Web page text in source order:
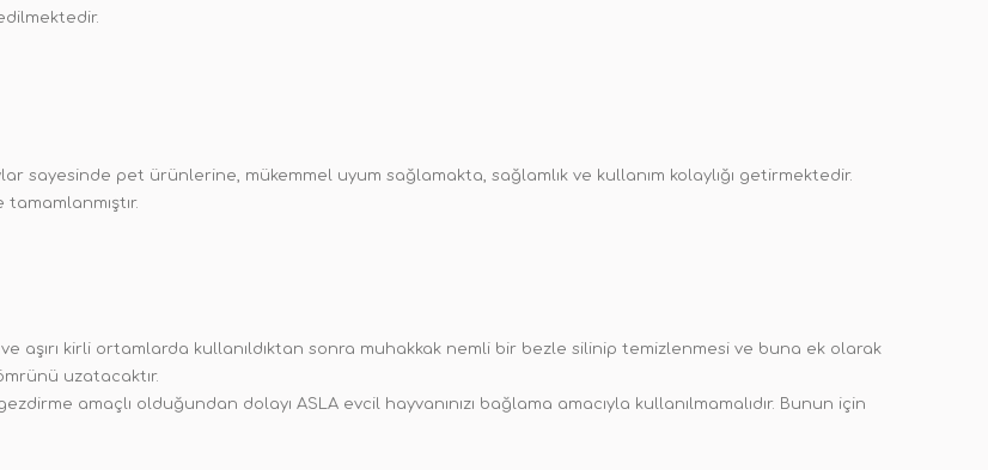
sayesinde pet ürünlerine, mükemmel uyum sağlamakta, sağlamlık ve kullanım kolaylığı getirmektedir.
aşırı kirli ortamlarda kullanıldıktan sonra muhakkak nemli bir bezle silinip temizlenmesi ve buna ek olarak
uzatacaktır.
amaçlı olduğundan dolayı ASLA evcil hayvanınızı bağlama amacıyla kullanılmamalıdır. Bunun için